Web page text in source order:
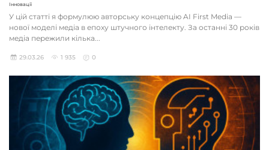
Інновації
У цій статті я формулюю авторську концепцію AI First Media —
нової моделі медіа в епоху штучного інтелекту. За останні 30 років
медіа пережили кілька...
29.03.26 1 935 0